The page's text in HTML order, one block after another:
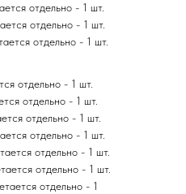
отдельно - 1 шт.
отдельно - 1 шт.
отдельно - 1 шт.
отдельно - 1 шт.
отдельно - 1 шт.
отдельно - 1 шт.
отдельно - 1 шт.
отдельно - 1 шт.
отдельно - 1 шт.
отдельно - 1